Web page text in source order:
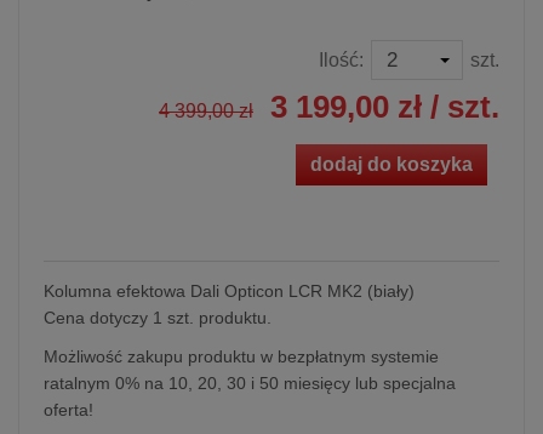
Ilość: szt.
4 399,00 zł 3 199,00 zł / szt.
dodaj do koszyka
Kolumna efektowa Dali Opticon LCR MK2 (biały)
Cena dotyczy 1 szt. produktu.
Możliwość zakupu produktu w bezpłatnym systemie
ratalnym 0% na 10, 20, 30 i 50 miesięcy lub specjalna
oferta!